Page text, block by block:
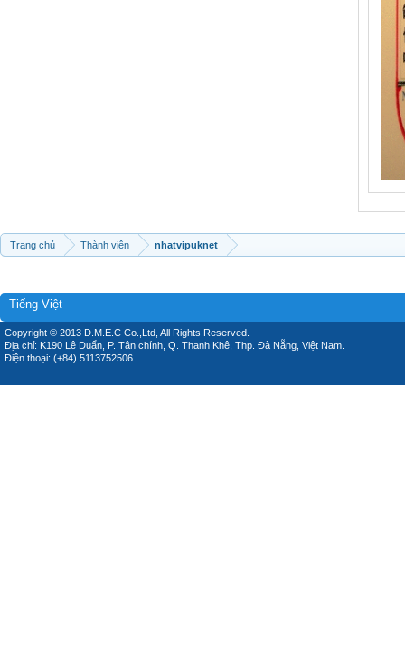
Trang chủ Thành viên nhatvipuknet
Tiếng Việt
Copyright © 2013 D.M.E.C Co.,Ltd, All Rights Reserved.
Địa chỉ: K190 Lê Duẩn, P. Tân chính, Q. Thanh Khê, Thp. Đà Nẵng, Việt Nam.
Điện thoại: (+84) 5113752506